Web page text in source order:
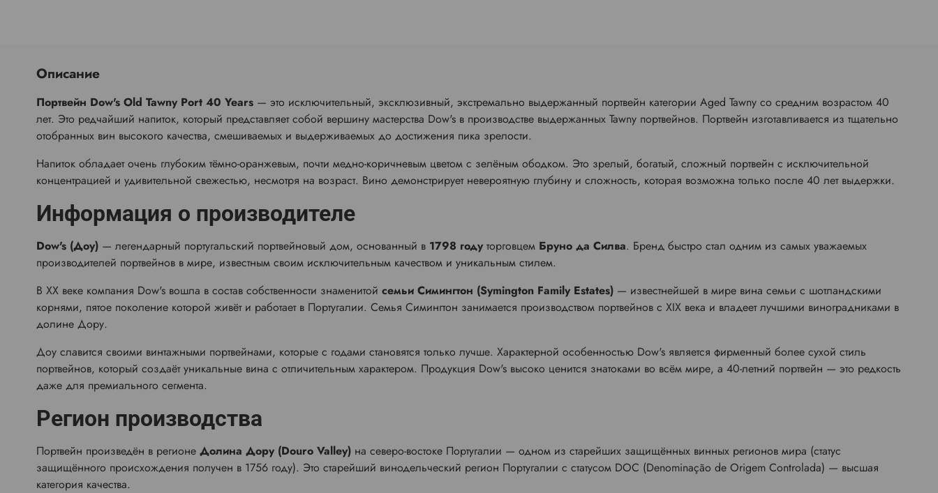
Описание
Портвейн Dow's Old Tawny Port 40 Years — это исключительный, эксклюзивный, экстремально выдержанный портвейн категории Aged Tawny со средним возрастом 40
лет. Это редчайший напиток, который представляет собой вершину мастерства Dow's в производстве выдержанных Tawny портвейнов. Портвейн изготавливается из тщательно
отобранных вин высокого качества, смешиваемых и выдерживаемых до достижения пика зрелости.
Напиток обладает очень глубоким тёмно-оранжевым, почти медно-коричневым цветом с зелёным ободком. Это зрелый, богатый, сложный портвейн с исключительной
концентрацией и удивительной свежестью, несмотря на возраст. Вино демонстрирует невероятную глубину и сложность, которая возможна только после 40 лет выдержки.
Информация о производителе
Dow's (Доу) — легендарный португальский портвейновый дом, основанный в 1798 году торговцем Бруно да Силва. Бренд быстро стал одним из самых уважаемых
производителей портвейнов в мире, известным своим исключительным качеством и уникальным стилем.
В XX веке компания Dow's вошла в состав собственности знаменитой семьи Симингтон (Symington Family Estates) — известнейшей в мире вина семьи с шотландскими
корнями, пятое поколение которой живёт и работает в Португалии. Семья Симингтон занимается производством портвейнов с XIX века и владеет лучшими виноградниками в
долине Дору.
Доу славится своими винтажными портвейнами, которые с годами становятся только лучше. Характерной особенностью Dow's является фирменный более сухой стиль
портвейнов, который создаёт уникальные вина с отличительным характером. Продукция Dow's высоко ценится знатоками во всём мире, а 40-летний портвейн — это редкость
даже для премиального сегмента.
Регион производства
Портвейн произведён в регионе Долина Дору (Douro Valley) на северо-востоке Португалии — одном из старейших защищённых винных регионов мира (статус
защищённого происхождения получен в 1756 году). Это старейший винодельческий регион Португалии с статусом DOC (Denominação de Origem Controlada) — высшая
категория качества.